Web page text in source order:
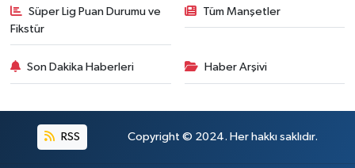
Süper Lig Puan Durumu ve
Fikstür
Tüm Manşetler
Son Dakika Haberleri Haber Arşivi
RSS Copyright © 2024. Her hakkı saklıdır.